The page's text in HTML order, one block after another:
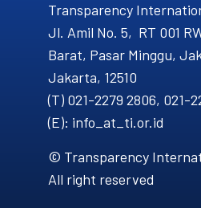
Transparency
Jl. Amil No. 5, RT 001
Barat, Pasar Minggu,
Jakarta, 12510
(T) 021-2279 2806, 021-
(E): info_at_ti.or.id
© Transparency
All right reserved